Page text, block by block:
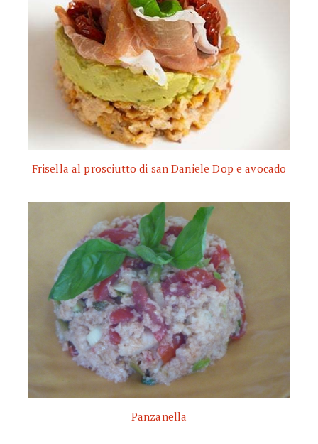
Frisella al prosciutto di san Daniele Dop e avocado
Panzanella